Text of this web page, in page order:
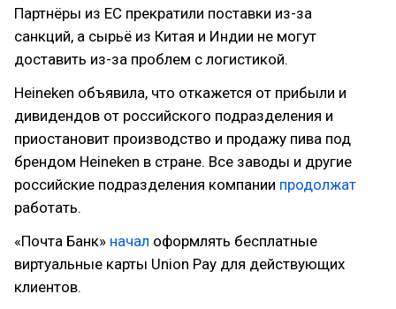
Партнёры из ЕС прекратили поставки из-за
санкций, а сырьё из Китая и Индии не могут
доставить из-за проблем с логистикой.
Heineken объявила, что откажется от прибыли и
дивидендов от российского подразделения и
приостановит производство и продажу пива под
брендом Heineken в стране. Все заводы и другие
российские подразделения компании продолжат
работать.
«Почта Банк» начал оформлять бесплатные
виртуальные карты Union Pay для действующих
клиентов.